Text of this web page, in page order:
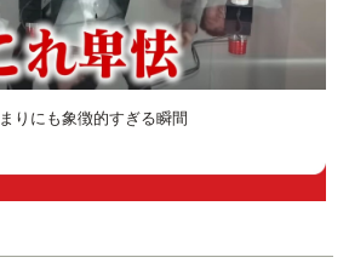
りにも象徴的すぎる瞬間